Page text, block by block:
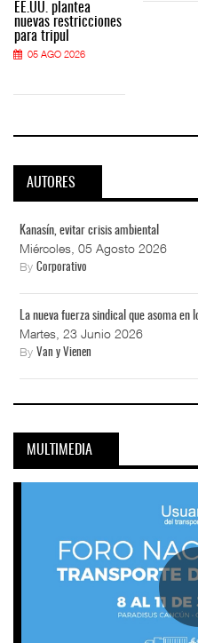
EE.UU. plantea
nuevas restricciones
para tripul
05 AGO 2026
AUTORES
Kanasín, evitar crisis ambiental
Miércoles, 05 Agosto 2026
By Corporativo
La nueva fuerza sindical que asoma en
Martes, 23 Junio 2026
By Van y Vienen
MULTIMEDIA